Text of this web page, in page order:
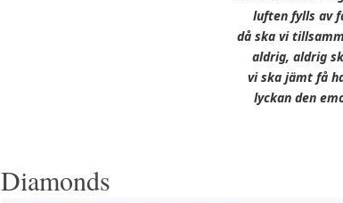
luften fylls av
då ska vi
aldrig, aldrig
vi ska jämt få
lyckan den
Diamonds